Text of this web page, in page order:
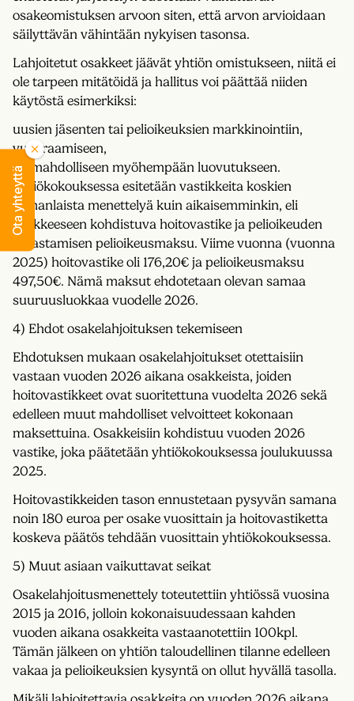
Ota yhteyttä
osakeomistuksen arvoon siten, että arvon arvioidaan
säilyttävän vähintään nykyisen tasonsa.
Lahjoitetut osakkeet jäävät yhtiön omistukseen, niitä ei
ole tarpeen mitätöidä ja hallitus voi päättää niiden
käytöstä esimerkiksi:
uusien jäsenten tai pelioikeuksien markkinointiin,
vuokraamiseen,
tai mahdolliseen myöhempään luovutukseen.
Yhtiökokouksessa esitetään vastikkeita koskien
samanlaista menettelyä kuin aikaisemminkin, eli
osakkeeseen kohdistuva hoitovastike ja pelioikeuden
lunastamisen pelioikeusmaksu. Viime vuonna (vuonna
2025) hoitovastike oli 176,20€ ja pelioikeusmaksu
497,50€. Nämä maksut ehdotetaan olevan samaa
suuruusluokkaa vuodelle 2026.
4) Ehdot osakelahjoituksen tekemiseen
Ehdotuksen mukaan osakelahjoitukset otettaisiin
vastaan vuoden 2026 aikana osakkeista, joiden
hoitovastikkeet ovat suoritettuna vuodelta 2026 sekä
edelleen muut mahdolliset velvoitteet kokonaan
maksettuina. Osakkeisiin kohdistuu vuoden 2026
vastike, joka päätetään yhtiökokouksessa joulukuussa
2025.
Hoitovastikkeiden tason ennustetaan pysyvän samana
noin 180 euroa per osake vuosittain ja hoitovastiketta
koskeva päätös tehdään vuosittain yhtiökokouksessa.
5) Muut asiaan vaikuttavat seikat
Osakelahjoitusmenettely toteutettiin yhtiössä vuosina
2015 ja 2016, jolloin kokonaisuudessaan kahden
vuoden aikana osakkeita vastaanotettiin 100kpl.
Tämän jälkeen on yhtiön taloudellinen tilanne edelleen
vakaa ja pelioikeuksien kysyntä on ollut hyvällä tasolla.